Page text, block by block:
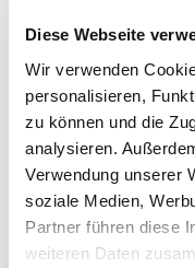
Diese Webseite
Wir verwenden
personalisieren,
zu können und die
analysieren.
Verwendung unserer
soziale Medien,
Partner führen diese
weiteren Daten
visibility